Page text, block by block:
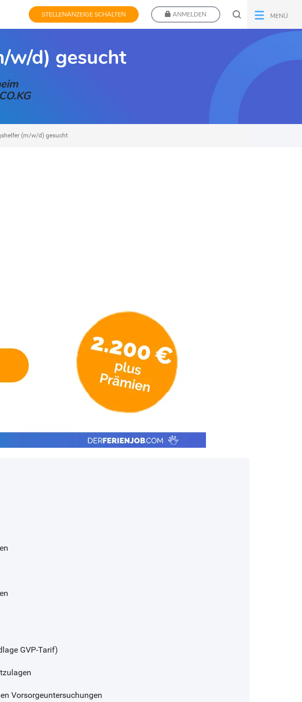
STELLENANZEIGE SCHALTEN ANMELDEN MENÜ
w/d) gesucht
(m/w/d) gesucht
GVP-Tarif)
Vorsorgeuntersuchungen